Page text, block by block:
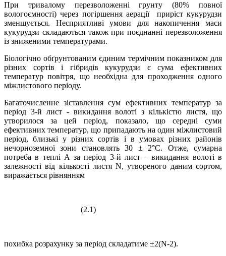
При тривалому перезволоженні грунту (80% повної
вологоємності) через погіршення аерації приріст кукурудзи
зменшується. Несприятливі умови для накопичення маси
кукурудзи складаються також при поєднанні перезволоження
із зниженими температурами.
Біологічно обґрунтованим єдиним термічним показником для
різних сортів і гібридів кукурудзи є сума ефективних
температур повітря, що необхідна для проходження одного
міжлистового періоду.
Багаточисленне зіставлення сум ефективних температур за
період 3-й лист - викидання волоті з кількістю листя, що
утворилося за цей період, показало, що середні суми
ефективних температур, що припадають на один міжлистовий
період, близькі у різних сортів і в умовах різних районів
нечорноземної зони становлять 30 ± 2°С. Отже, сумарна
потреба в теплі А за період 3-й лист – викидання волоті в
залежності від кількості листя N, утвореного даним сортом,
виражається рівнянням
(2.1)
похибка розрахунку за період складатиме ±2(N-2).